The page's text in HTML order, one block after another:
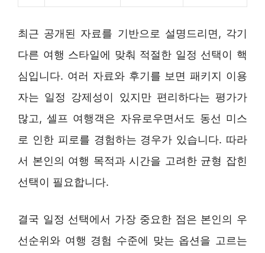
최근 공개된 자료를 기반으로 설명드리면, 각기
다른 여행 스타일에 맞춰 적절한 일정 선택이 핵
심입니다. 여러 자료와 후기를 보면 패키지 이용
자는 일정 강제성이 있지만 편리하다는 평가가
많고, 셀프 여행객은 자유로우면서도 동선 미스
로 인한 피로를 경험하는 경우가 있습니다. 따라
서 본인의 여행 목적과 시간을 고려한 균형 잡힌
선택이 필요합니다.
결국 일정 선택에서 가장 중요한 점은 본인의 우
선순위와 여행 경험 수준에 맞는 옵션을 고르는